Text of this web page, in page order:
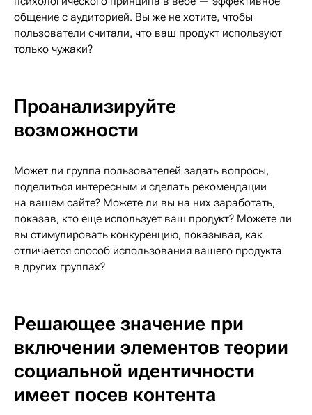
общение с аудиторией. Вы же не хотите, чтобы
пользователи считали, что ваш продукт используют
только чужаки?
Проанализируйте
возможности
Может ли группа пользователей задать вопросы,
поделиться интересным и сделать рекомендации
на вашем сайте? Можете ли вы на них заработать,
показав, кто еще использует ваш продукт? Можете ли
вы стимулировать конкуренцию, показывая, как
отличается способ использования вашего продукта
в других группах?
Решающее значение при
включении элементов теории
социальной идентичности
имеет посев контента